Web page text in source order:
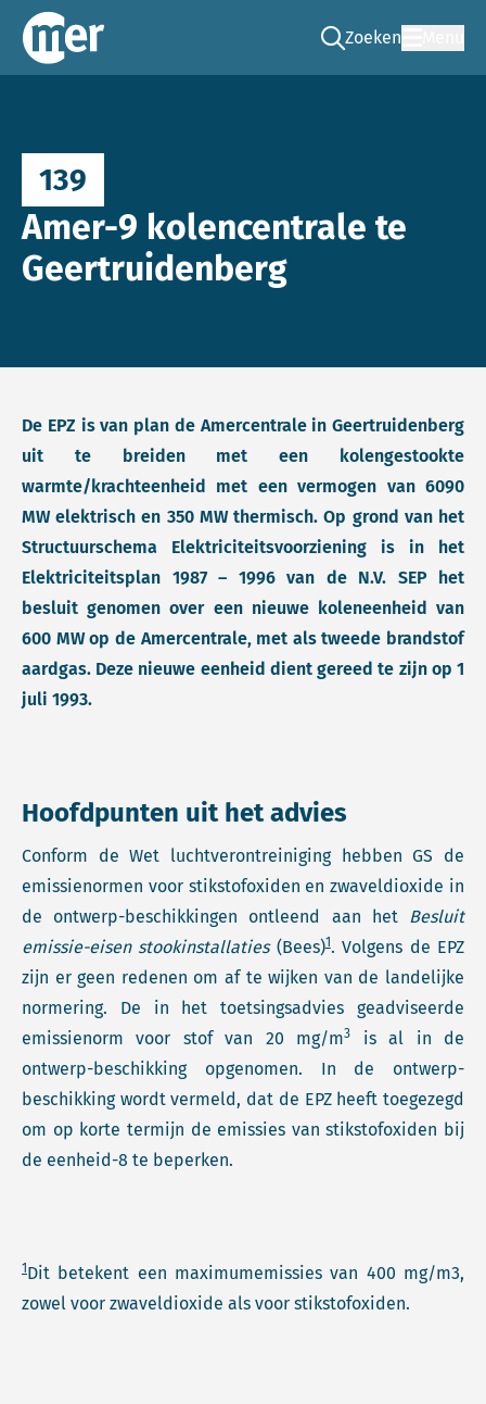
Commissie mer
Zoeken
Ga naar de zoek
139
Amer-9 kolencentrale te
Geertruidenberg
De EPZ is van plan de Amercentrale in Geertruidenberg
uit te breiden met een kolengestookte
warmte/krachteenheid met een vermogen van 6090
MW elektrisch en 350 MW thermisch. Op grond van het
Structuurschema Elektriciteitsvoorziening is in het
Elektriciteitsplan 1987 – 1996 van de N.V. SEP het
besluit genomen over een nieuwe koleneenheid van
600 MW op de Amercentrale, met als tweede brandstof
aardgas. Deze nieuwe eenheid dient gereed te zijn op 1
juli 1993.
Hoofdpunten uit het advies
Conform de Wet luchtverontreiniging hebben GS de
emissienormen voor stikstofoxiden en zwaveldioxide in
de ontwerp-beschikkingen ontleend aan het Besluit
emissie-eisen stookinstallaties(Bees)1. Volgens de EPZ
zijn er geen redenen om af te wijken van de landelijke
normering. De in het toetsingsadvies geadviseerde
emissienorm voor stof van 20 mg/m3
is al in de
ontwerp-beschikking opgenomen. In de ontwerp-
beschikking wordt vermeld, dat de EPZ heeft toegezegd
om op korte termijn de emissies van stikstofoxiden bij
de eenheid-8 te beperken.
1 Dit betekent een maximumemissies van 400 mg/m3,
zowel voor zwaveldioxide als voor stikstofoxiden.